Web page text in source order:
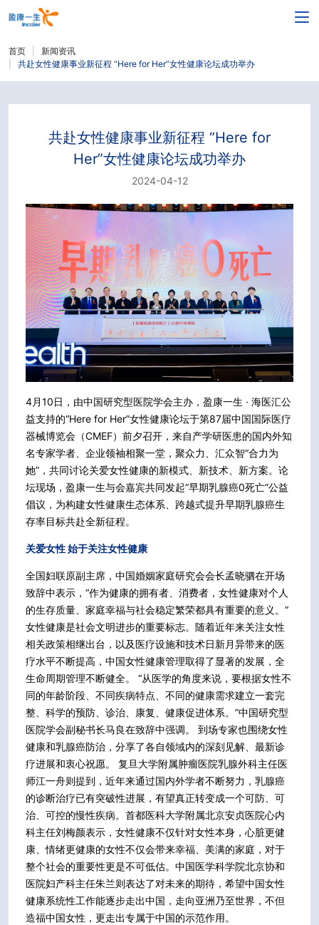
首页
新闻资讯
共赴女性健康事业新征程 “Here for Her”女性健康论坛成功举办
共赴女性健康事业新征程 “Here for
Her”女性健康论坛成功举办
2024-04-12
4月10日，由中国研究型医院学会主办，盈康一生 · 海医汇公
益支持的“Here for Her”女性健康论坛于第87届中国国际医疗
器械博览会（CMEF）前夕召开，来自产学研医患的国内外知
名专家学者、企业领袖相聚一堂，聚众力、汇众智“合力为
她”，共同讨论关爱女性健康的新模式、新技术、新方案。论
坛现场，盈康一生与会嘉宾共同发起“早期乳腺癌0死亡”公益
倡议，为构建女性健康生态体系、跨越式提升早期乳腺癌生
存率目标共赴全新征程。
关爱女性 始于关注女性健康
全国妇联原副主席，中国婚姻家庭研究会会长孟晓驷在开场
致辞中表示，“作为健康的拥有者、消费者，女性健康对个人
的生存质量、家庭幸福与社会稳定繁荣都具有重要的意义。“
女性健康是社会文明进步的重要标志。随着近年来关注女性
相关政策相继出台，以及医疗设施和技术日新月异带来的医
疗水平不断提高，中国女性健康管理取得了显著的发展，全
生命周期管理不断健全。 “从医学的角度来说，要根据女性不
同的年龄阶段、不同疾病特点、不同的健康需求建立一套完
整、科学的预防、诊治、康复、健康促进体系。”中国研究型
医院学会副秘书长马良在致辞中强调。 到场专家也围绕女性
健康和乳腺癌防治，分享了各自领域内的深刻见解、最新诊
疗进展和衷心祝愿。 复旦大学附属肿瘤医院乳腺外科主任医
师江一舟则提到，近年来通过国内外学者不断努力，乳腺癌
的诊断治疗已有突破性进展，有望真正转变成一个可防、可
治、可控的慢性疾病。首都医科大学附属北京安贞医院心内
科主任刘梅颜表示，女性健康不仅针对女性本身，心脏更健
康、情绪更健康的女性不仅会带来幸福、美满的家庭，对于
整个社会的重要性更是不可低估。中国医学科学院北京协和
医院妇产科主任朱兰则表达了对未来的期待，希望中国女性
健康系统性工作能逐步走出中国，走向亚洲乃至世界，不但
造福中国女性，更走出专属于中国的示范作用。